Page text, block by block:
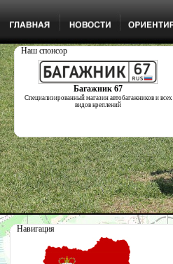
Наш спонсор
Багажник 67
Специализированный магазин автобагажников и всех
видов креплений
Навигация